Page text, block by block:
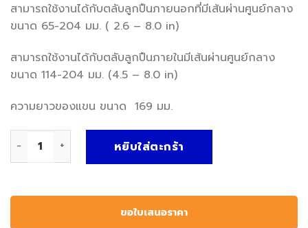
สามารถใช้งานได้กับตลับลูกปืนภายนอกที่มีเส้นผ่านศูนย์กลาง
ขนาด 65-204 มม. ( 2.6 – 8.0 in)
สามารถใช้งานได้กับตลับลูกปืนภายในมีเส้นผ่านศูนย์กลาง
ขนาด 114-204 มม. (4.5 – 8.0 in)
ความยาวของแขน ขนาด 169 มม.
หยิบใส่ตะกร้า
ขอใบเสนอราคา